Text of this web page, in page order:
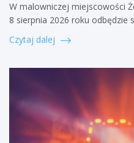
W malowniczej miejscowości
8 sierpnia 2026 roku odbędzie
Czytaj dalej